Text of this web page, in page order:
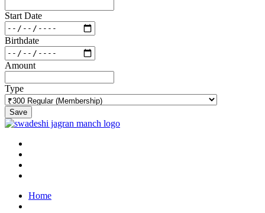
Start Date
Birthdate
Amount
Type
Save
Home